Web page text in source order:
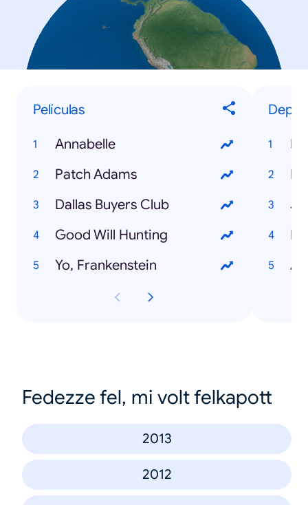
Películas
Annabelle
Patch Adams
Dallas Buyers Club
Good Will Hunting
Yo, Frankenstein
Fedezze fel, mi volt felkapott
2013
2012